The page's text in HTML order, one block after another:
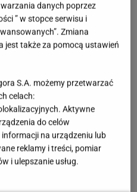
danych poprzez
” w stopce serwisu i
Zmiana
jest także za pomocą ustawień
S.A. możemy przetwarzać
celach:
Aktywne
do celów
na urządzeniu lub
reklamy i treści, pomiar
i ulepszanie usług.